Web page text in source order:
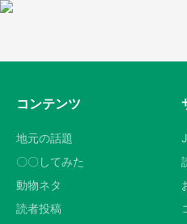
コンテンツ
地元の話題
〇〇してみた
動物ネタ
読者投稿